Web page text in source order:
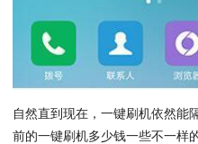
自然直到现在，一键刷机依然能
前的一键刷机多少钱一些不一样